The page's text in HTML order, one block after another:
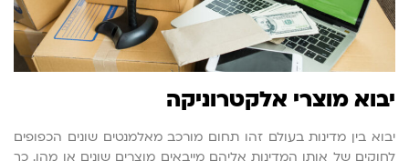
יבוא מוצרי אלקטרוניקה
יבוא בין מדינות בעולם זהו תחום מורכב מאלמנטים שונים הכפופים
לחוקים של אותן המדינות אליהם מייבאים מוצרים שונים או מהן. כך